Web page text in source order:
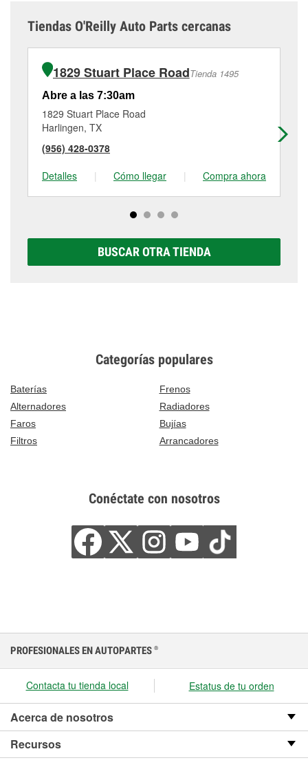
Tiendas O'Reilly Auto Parts cercanas
1829 Stuart Place RoadTienda 1495
Abre a las 7:30am
1829 Stuart Place Road
Harlingen, TX
(956) 428-0378
Detalles
| Cómo llegar | Compra ahora
BUSCAR OTRA TIENDA
Categorías populares
Baterías
Frenos
Alternadores
Radiadores
Faros
Bujías
Filtros
Arrancadores
Conéctate con nosotros
PROFESIONALES EN AUTOPARTES ®
Contacta tu tienda local Estatus de tu orden
Acerca de nosotros
Recursos